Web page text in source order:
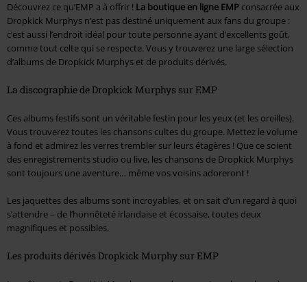
Découvrez ce qu’EMP a à offrir ! La boutique en ligne EMP consacrée aux
Dropkick Murphys n’est pas destiné uniquement aux fans du groupe :
c’est aussi l’endroit idéal pour toute personne ayant d’excellents goût,
comme tout celte qui se respecte. Vous y trouverez une large sélection
d’albums de Dropkick Murphys et de produits dérivés.
La discographie de Dropkick Murphys sur EMP
Ces albums festifs sont un véritable festin pour les yeux (et les oreilles).
Vous trouverez toutes les chansons cultes du groupe. Mettez le volume
à fond et admirez les verres trembler sur leurs étagères ! Que ce soient
des enregistrements studio ou live, les chansons de Dropkick Murphys
sont toujours une aventure… même vos voisins adoreront !
Les jaquettes des albums sont incroyables, et on sait d’un regard à quoi
s’attendre – de l’honnêteté irlandaise et écossaise, toutes deux
magnifiques et possibles.
Les produits dérivés Dropkick Murphy sur EMP